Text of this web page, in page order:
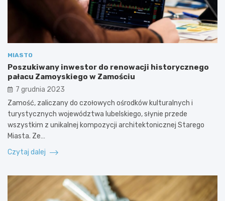
MIASTO
Poszukiwany inwestor do renowacji historycznego
pałacu Zamoyskiego w Zamościu
7 grudnia 2023
Zamość, zaliczany do czołowych ośrodków kulturalnych i
turystycznych województwa lubelskiego, słynie przede
wszystkim z unikalnej kompozycji architektonicznej Starego
Miasta. Ze…
Czytaj dalej